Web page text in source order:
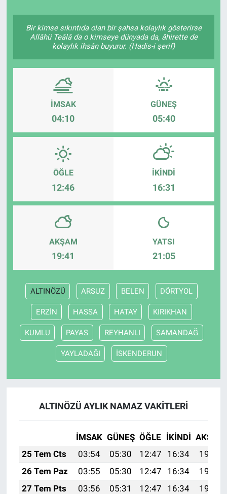
Bir kimse sıkıntıda olan bir şahsa kolaylık gösterirse
Allâhü Teâlâ da o kimseye dünyada da, âhirette de
kolaylık ihsân buyurur. (Hadis-i şerif)
İMSAK
04:10
GÜNEŞ
05:40
ÖĞLE
12:46
İKINDI
16:31
AKŞAM
19:41
YATSI
21:05
ALTINÖZÜ ARSUZ BELEN DÖRTYOL
ERZİN HASSA HATAY KIRIKHAN
KUMLU PAYAS REYHANLI SAMANDAĞ
YAYLADAĞI İSKENDERUN
ALTINÖZÜ AYLIK NAMAZ VAKITLERI
İMSAK GÜNEŞ ÖĞLE İKINDI AKŞAM
25 Tem Cts
03:54 05:30 12:47 16:34
19:54
26 Tem Paz
03:55 05:30 12:47 16:34
19:53
27 Tem Pts
03:56 05:31 12:47 16:34
19:52
Bilecik
Kütahya
Genel
Magazin
Bilim ve Teknoloji